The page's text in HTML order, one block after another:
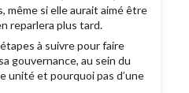
même si elle aurait aimé être
reparlera plus tard.
à suivre pour faire
gouvernance, au sein du
unité et pourquoi pas d’une